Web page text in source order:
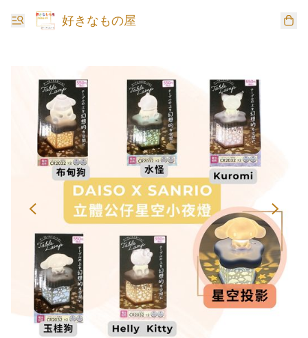
好きなもの屋